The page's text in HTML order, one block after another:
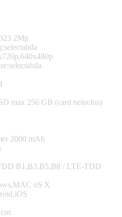
2Mp
max 256 GB (card neinclus)
2000 mAh
B1,B3,B5,B8 / LTE-TDD
oS X